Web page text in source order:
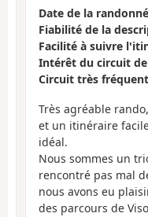
Date de la
Fiabilité de la
Facilité à suivre
Intérêt du circuit
Circuit très
Très agréable
et un itinéraire
idéal.
Nous sommes un
rencontré pas mal
nous avons eu
des parcours de